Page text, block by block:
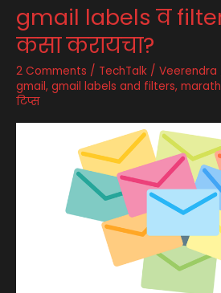
gmail labels व
कसा करायचा?
2 Comments / TechTalk / Veerendra
gmail, gmail labels and filters,
टिप्स